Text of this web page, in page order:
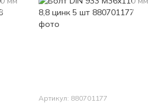
Артикул: 880701177